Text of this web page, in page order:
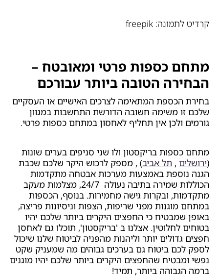
קרדיט לתמונה: freepik
מתחם כספות פרטי ומאובטח –
הבחירה הטובה ביותר עבורכם
בחירת הכספת המתאימה לצרכים האישיים או העסקיים
שלכם זו משימה חשובה הדורשת התחשבות במגוון
גורמים ולכן אין תחליף לאחסון במתחם כספות פרטי.
מתחם כספות בריקסטון ולו שני סניפים בערים שונות
(ירושלים , תל אביב) , מספק לרכוש היקר שלכם שכבת
הגנה נוספת באמצעות מערכות אבטחה מתקדמות
הכוללות שמירה בתיבה נעולה 24/7, מצלמות מעקב
מתקדמות, ובקרות גישה מחמירות. בנוסף, הכספות
במתחם מוגנות מפני שריפות, הצפות וניסיונות פריצה,
באופן שמבטיח כי החפצים היקרים ביותר שלכם יהיו
בטוחים לחלוטין. אצלנו ב 'בריקסטון', תוכלו גם לאחסן
חפצים גדולים יותר וליהנות מהפניה לביטוח שלנו שיכול
לספק לכם ביטוח גם בערכים גבוהים מה שמעניק שקט
נפשי ומבטיח שהחפצים היקרים ביותר שלכם יהיו מוגנים
ברמה הגבוהה ביותר, תמיד!